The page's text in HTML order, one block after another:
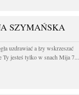
SZYMAŃSKA
uzdrawiać a łzy wskrzeszać
Ty jesteś tylko w snach Mija 7...